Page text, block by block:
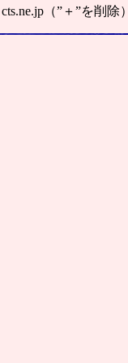
（”＋”を削除